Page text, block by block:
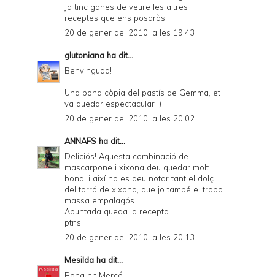
Ja tinc ganes de veure les altres
receptes que ens posaràs!
20 de gener del 2010, a les 19:43
glutoniana ha dit...
Benvinguda!
Una bona còpia del pastís de Gemma, et
va quedar espectacular :)
20 de gener del 2010, a les 20:02
ANNAFS ha dit...
Deliciós! Aquesta combinació de
mascarpone i xixona deu quedar molt
bona, i així no es deu notar tant el dolç
del torró de xixona, que jo també el trobo
massa empalagós.
Apuntada queda la recepta.
ptns.
20 de gener del 2010, a les 20:13
Mesilda ha dit...
Bona nit Mercé.